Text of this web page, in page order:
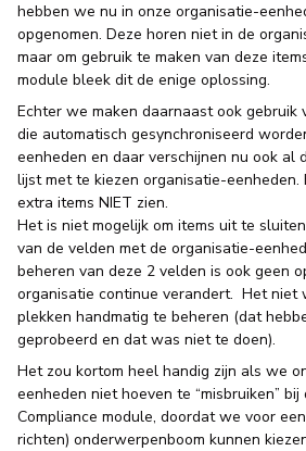
hebben we nu in onze organisatie-
opgenomen. Deze horen niet in de
maar om gebruik te maken van deze
module bleek dit de enige oplossing.
Echter we maken daarnaast ook gebruik
die automatisch gesynchroniseerd
eenheden en daar verschijnen nu ook al
lijst met te kiezen organisatie-
extra items NIET zien.
Het is niet mogelijk om items uit te
van de velden met de organisatie-
beheren van deze 2 velden is ook geen
organisatie continue verandert. Het niet
plekken handmatig te beheren (dat
geprobeerd en dat was niet te doen).
Het zou kortom heel handig zijn als we
eenheden niet hoeven te “misbruiken”
Compliance module, doordat we voor
richten) onderwerpenboom kunnen